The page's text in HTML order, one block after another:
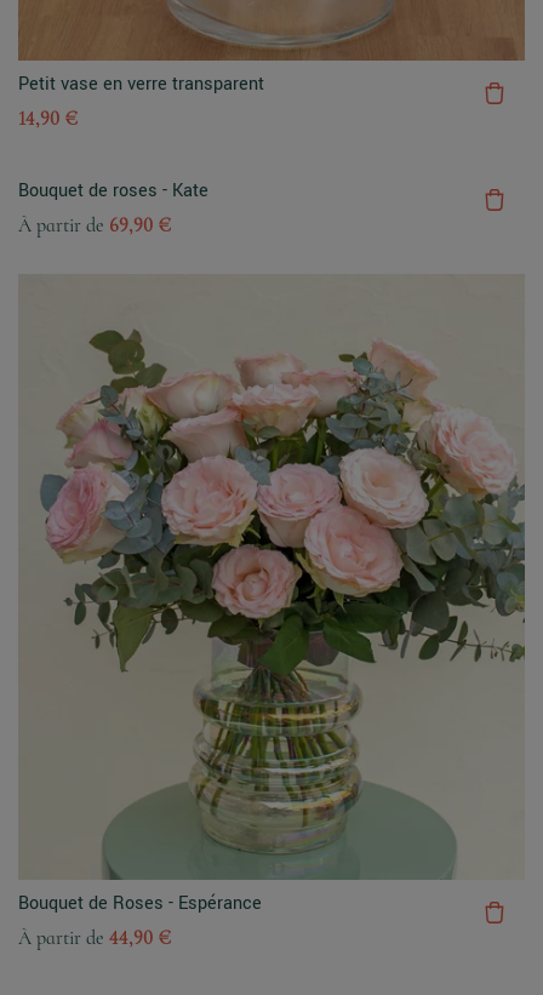
Petit vase en verre transparent
14,90 €
Bouquet de roses - Kate
À partir de 69,90 €
Bouquet de Roses - Espérance
À partir de 44,90 €